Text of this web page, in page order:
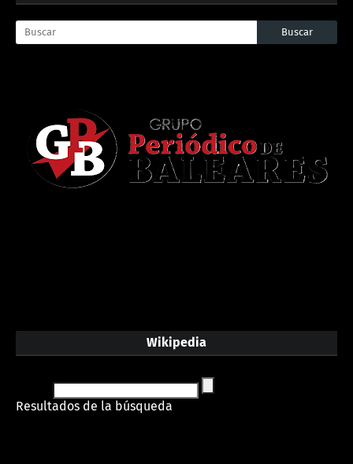
Wikipedia
Resultados de la búsqueda